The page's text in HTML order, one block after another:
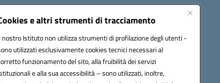
e altri strumenti di tracciamento
nostro Istituto non utilizza strumenti di profilazione degli utenti -
utilizzati esclusivamente cookies tecnici necessari al
funzionamento del sito, alla fruibilità dei servizi
e alla sua accessibilità – sono utilizzati, inoltre,
e di comportamento
riferimento: 2024/2025
2025/2028 – Anno di riferimento: 2025/2026